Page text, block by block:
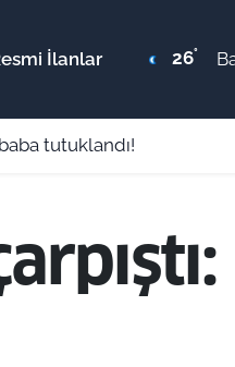
İlanlar 26°
tutuklandı!